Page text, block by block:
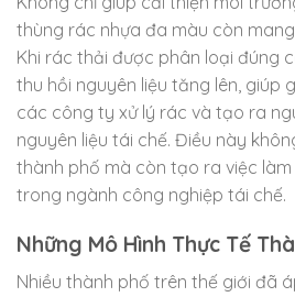
thùng rác nhựa đa màu còn mang
Khi rác thải được phân loại đúng
thu hồi nguyên liệu tăng lên, giúp
các công ty xử lý rác và tạo ra
nguyên liệu tái chế. Điều này
thành phố mà còn tạo ra việc
trong ngành công nghiệp tái chế.
Những Mô Hình Thực Tế
Nhiều thành phố trên thế giới đã